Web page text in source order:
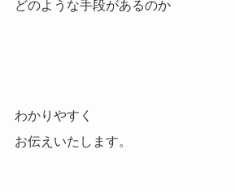
どのような手段があるのか
わかりやすく
お伝えいたします。